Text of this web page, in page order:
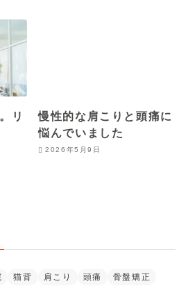
リ
慢性的な肩こりと頭痛に
悩んでいました
2026年5月9日
猫背 肩こり 頭痛 骨盤矯正